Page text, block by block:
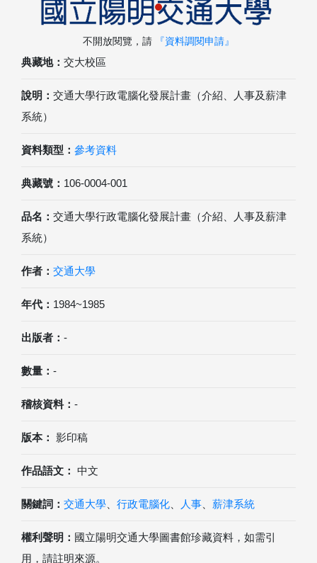
典藏地： 交大校區
說明： 交通大學行政電腦化發展計畫（介紹、人事及薪津
系統）
資料類型： 參考資料
典藏號： 106-0004-001
品名： 交通大學行政電腦化發展計畫（介紹、人事及薪津
系統）
作者： 交通大學
年代： 1984~1985
出版者： -
數量： -
稽核資料： -
版本： 影印稿
作品語文： 中文
關鍵詞： 交通大學 行政電腦化 人事 薪津系統
權利聲明： 國立陽明交通大學圖書館珍藏資料，如需引
用，請註明來源。
不開放閱覽，請 『資料調閱申請』